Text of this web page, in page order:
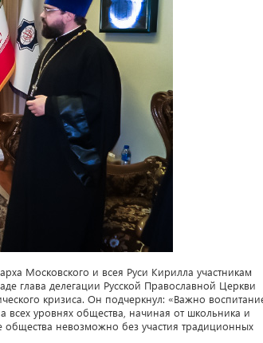
Московского и всея Руси Кирилла участникам
глава делегации Русской Православной Церкви
кризиса. Он подчеркнул: «Важно
уровнях общества, начиная от школьника и
невозможно без участия традиционных